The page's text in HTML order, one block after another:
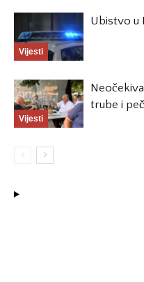
Vijesti
Ubistvo u
Vijesti
trube i